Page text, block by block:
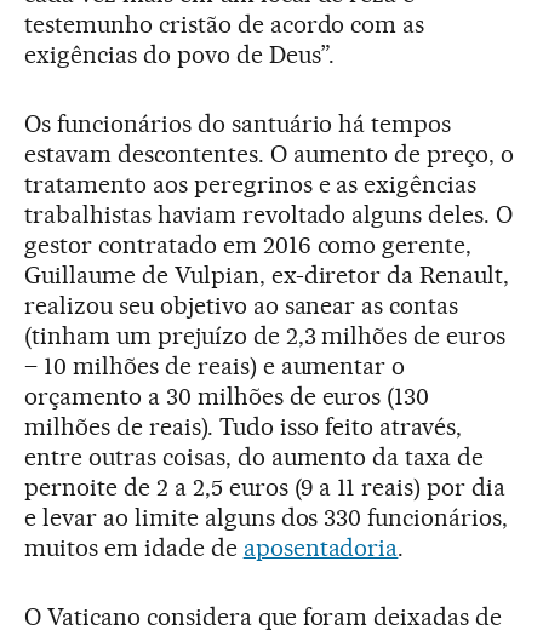
testemunho cristão de acordo com as
exigências do povo de Deus”.
Os funcionários do santuário há tempos
estavam descontentes. O aumento de preço, o
tratamento aos peregrinos e as exigências
trabalhistas haviam revoltado alguns deles. O
gestor contratado em 2016 como gerente,
Guillaume de Vulpian, ex-diretor da Renault,
realizou seu objetivo ao sanear as contas
(tinham um prejuízo de 2,3 milhões de euros
– 10 milhões de reais) e aumentar o
orçamento a 30 milhões de euros (130
milhões de reais). Tudo isso feito através,
entre outras coisas, do aumento da taxa de
pernoite de 2 a 2,5 euros (9 a 11 reais) por dia
e levar ao limite alguns dos 330 funcionários,
muitos em idade de aposentadoria.
O Vaticano considera que foram deixadas de